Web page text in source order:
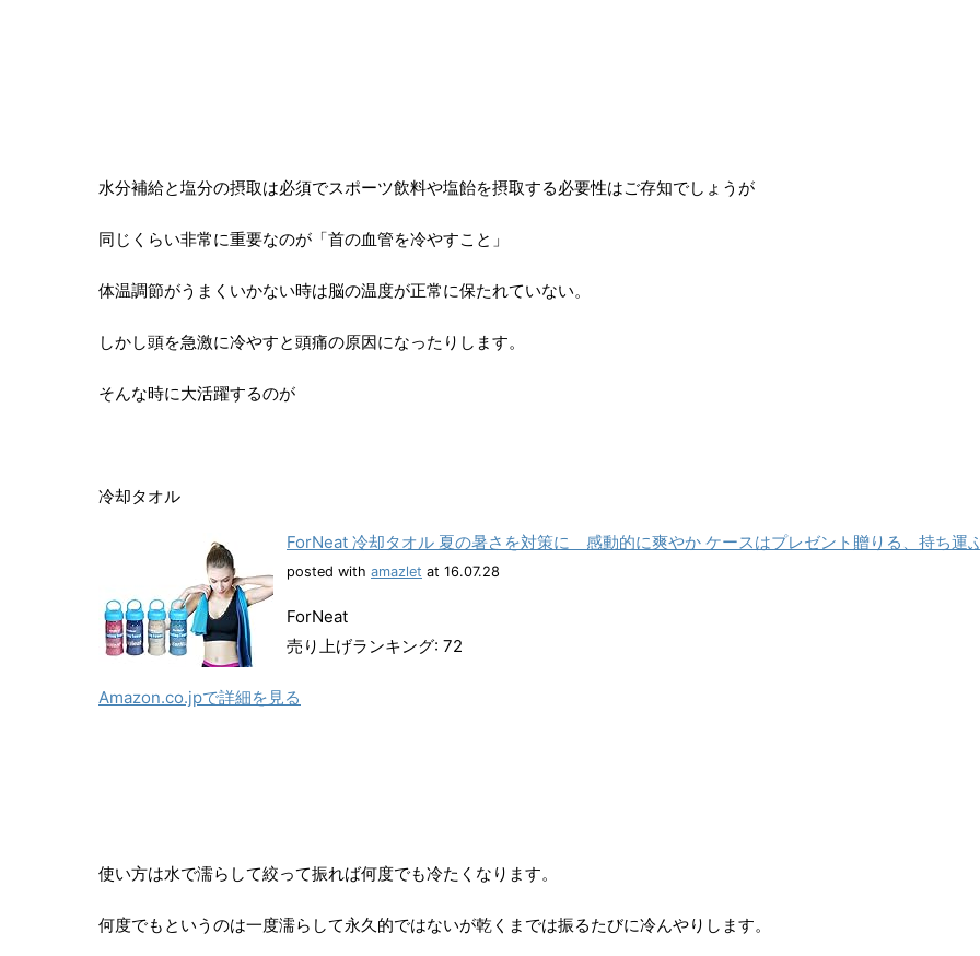
水分補給と塩分の摂取は必須でスポーツ飲料や塩飴を摂取する必要性はご存知でしょうが
同じくらい非常に重要なのが「首の血管を冷やすこと」
体温調節がうまくいかない時は脳の温度が正常に保たれていない。
しかし頭を急激に冷やすと頭痛の原因になったりします。
そんな時に大活躍するのが
冷却タオル
ForNeat 冷却タオル 夏の暑さを対策に 感動的に爽やか ケースはプレゼント贈りる、持ち運
posted with amazlet at 16.07.28
ForNeat
売り上げランキング: 72
Amazon.co.jpで詳細を見る
使い方は水で濡らして絞って振れば何度でも冷たくなります。
何度でもというのは一度濡らして永久的ではないが乾くまでは振るたびに冷んやりします。